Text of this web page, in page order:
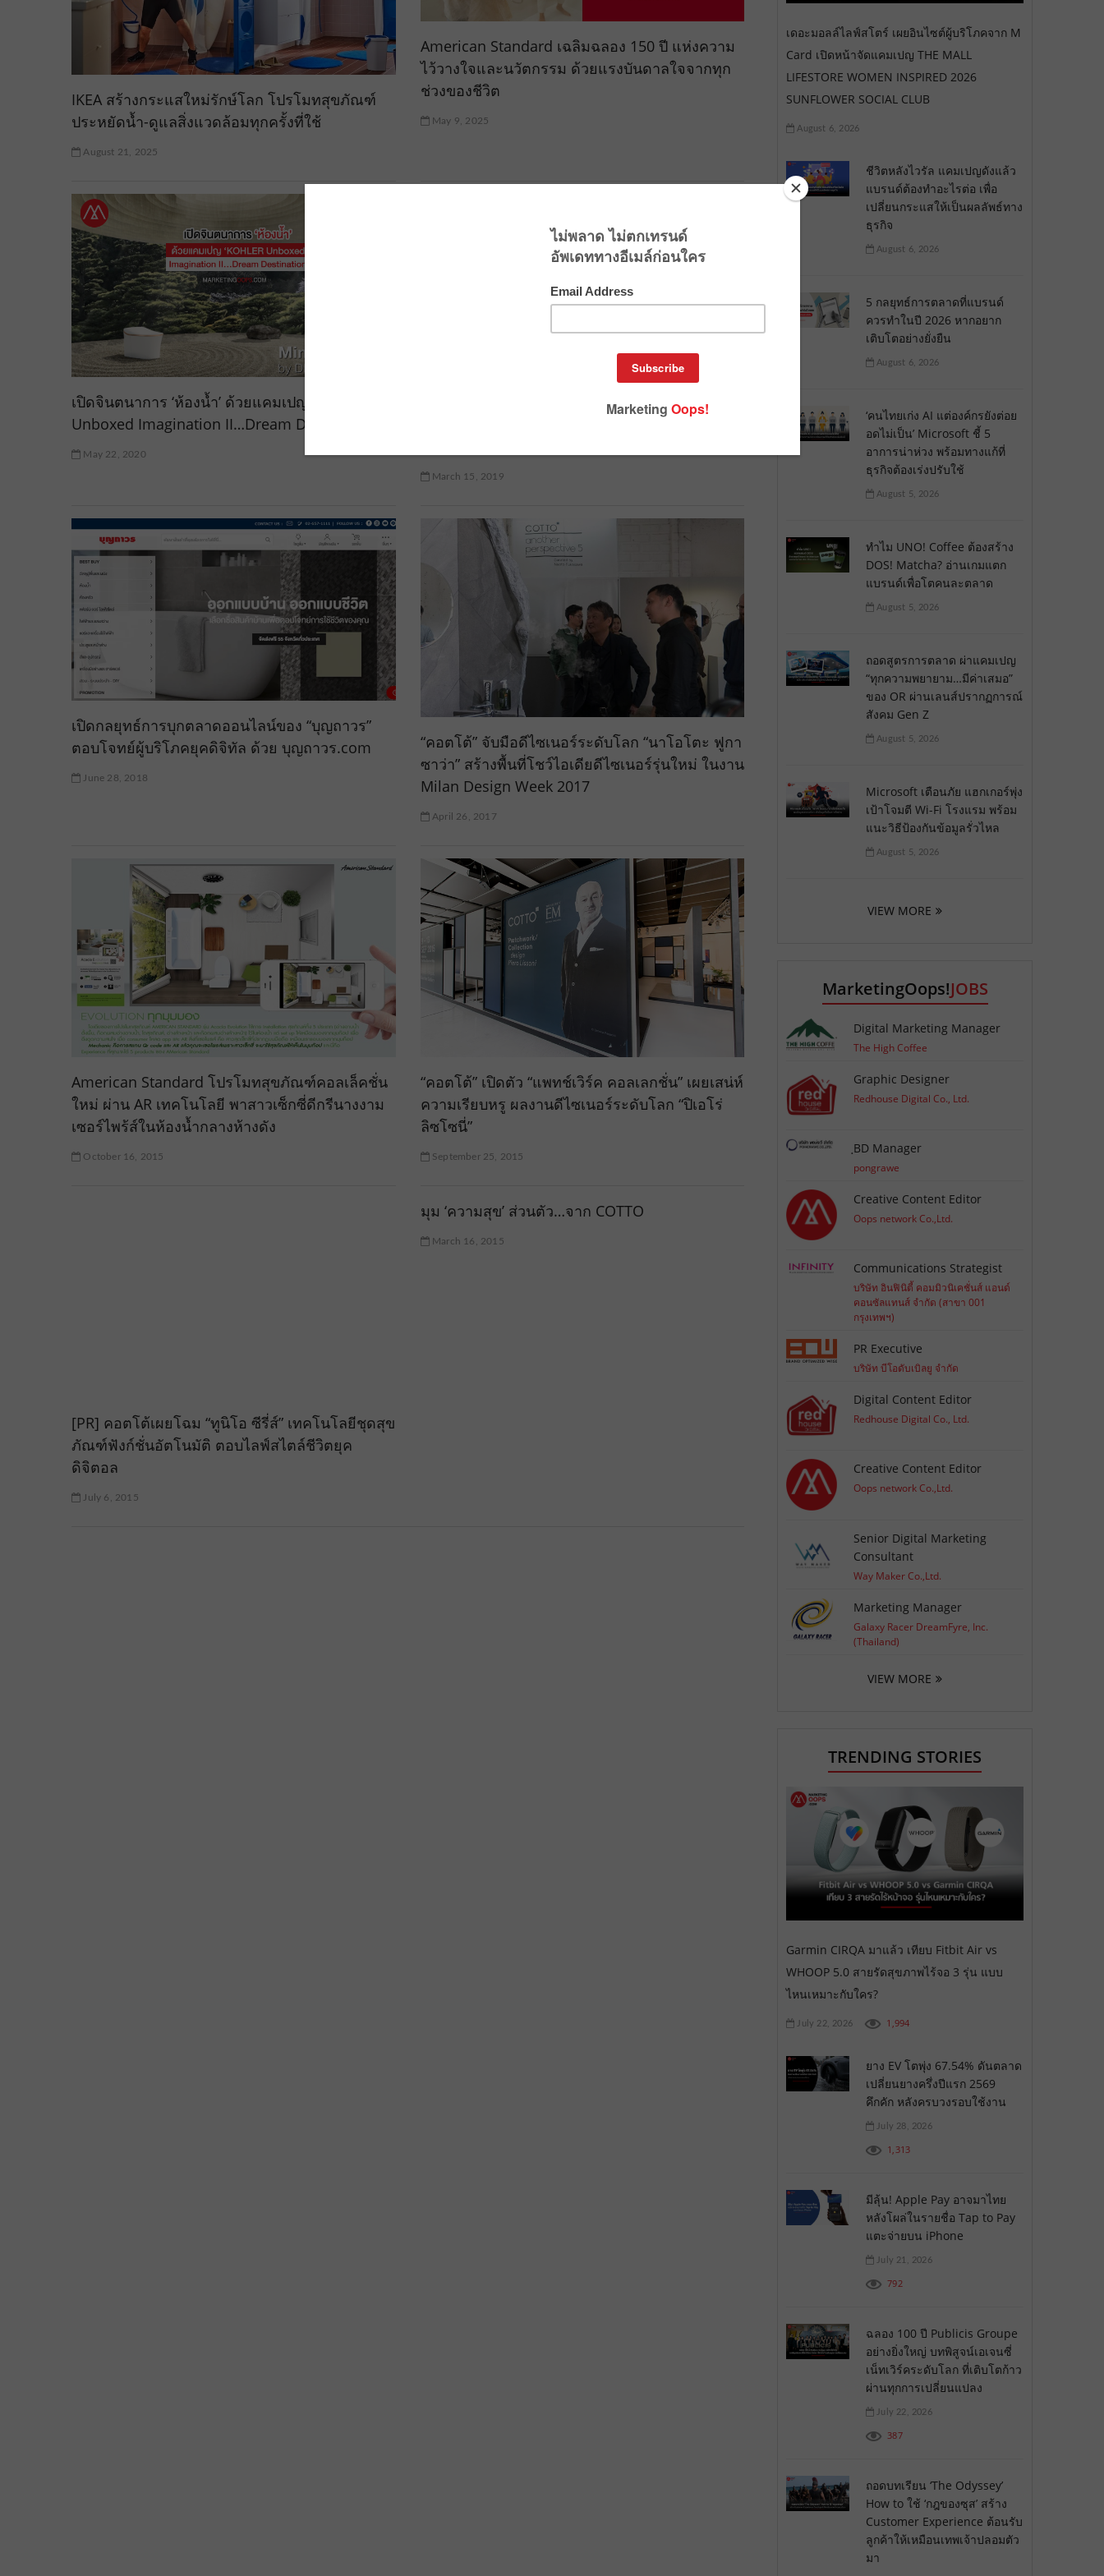
IKEA สร้างกระแสใหม่รักษ์โลก โปรโมทสุขภัณฑ์
ประหยัดน้ำ-ดูแลสิ่งแวดล้อมทุกครั้งที่ใช้
August 21, 2025
American Standard เฉลิมฉลอง 150 ปี แห่งความ
ไว้วางใจและนวัตกรรม ด้วยแรงบันดาลใจจากทุก
ช่วงของชีวิต
May 9, 2025
เปิดจินตนาการ ‘ห้องน้ำ’ ด้วยแคมเปญ ‘KOHLER
Unboxed Imagination II…Dream Destination’
May 22, 2020
คอนเซปต์คือ “ไร้โจทย์ ไร้กรอบ ไร้ขีดจำกัด”
แคมเปญการตลาดสุดสร้างสรรค์จาก KOHLER ที่
March 15, 2019
เปิดกลยุทธ์การบุกตลาดออนไลน์ของ “บุญถาวร”
ตอบโจทย์ผู้บริโภคยุคดิจิทัล ด้วย บุญถาวร.com
June 28, 2018
“คอตโต้” จับมือดีไซเนอร์ระดับโลก “นาโอโตะ ฟูกา
ซาว่า” สร้างพื้นที่โชว์ไอเดียดีไซเนอร์รุ่นใหม่ ในงาน
Milan Design Week 2017
April 26, 2017
American Standard โปรโมทสุขภัณฑ์คอลเล็คชั่น
ใหม่ ผ่าน AR เทคโนโลยี พาสาวเซ็กซี่ดีกรีนางงาม
เซอร์ไพร้ส์ในห้องน้ำกลางห้างดัง
October 16, 2015
“คอตโต้” เปิดตัว “แพทช์เวิร์ค คอลเลกชั่น” เผยเสน่ห์
ความเรียบหรู ผลงานดีไซเนอร์ระดับโลก “ปิเอโร่
ลิซโซนี่”
September 25, 2015
[PR] คอตโต้เผยโฉม “ทูนิโอ ซีรี่ส์” เทคโนโลยีชุดสุข
ภัณฑ์ฟังก์ชั่นอัตโนมัติ ตอบไลฟ์สไตล์ชีวิตยุค
ดิจิตอล
July 6, 2015
มุม ‘ความสุข’ ส่วนตัว…จาก COTTO
March 16, 2015
เดอะมอลล์ไลฟ์สโตร์ เผยอินไซต์ผู้บริโภคจาก M
Card เปิดหน้าจัดแคมเปญ THE MALL
LIFESTORE WOMEN INSPIRED 2026
SUNFLOWER SOCIAL CLUB
August 6, 2026
ชีวิตหลังไวรัล แคมเปญดังแล้ว
แบรนด์ต้องทำอะไรต่อ เพื่อ
เปลี่ยนกระแสให้เป็นผลลัพธ์ทาง
ธุรกิจ
August 6, 2026
5 กลยุทธ์การตลาดที่แบรนด์
ควรทำในปี 2026 หากอยาก
เติบโตอย่างยั่งยืน
August 6, 2026
‘คนไทยเก่ง AI แต่องค์กรยังต่อย
อดไม่เป็น’ Microsoft ชี้ 5
อาการน่าห่วง พร้อมทางแก้ที่
ธุรกิจต้องเร่งปรับใช้
August 5, 2026
ทำไม UNO! Coffee ต้องสร้าง
DOS! Matcha? อ่านเกมแตก
แบรนด์เพื่อโตคนละตลาด
August 5, 2026
ถอดสูตรการตลาด ผ่าแคมเปญ
“ทุกความพยายาม…มีค่าเสมอ”
ของ OR ผ่านเลนส์ปรากฏการณ์
สังคม Gen Z
August 5, 2026
Microsoft เตือนภัย แฮกเกอร์พุ่ง
เป้าโจมตี Wi-Fi โรงแรม พร้อม
แนะวิธีป้องกันข้อมูลรั่วไหล
August 5, 2026
VIEW MORE
MarketingOops!JOBS
Digital Marketing Manager
The High Coffee
Graphic Designer
Redhouse Digital Co., Ltd.
ฺBD Manager
pongrawe
Creative Content Editor
Oops network Co.,Ltd.
Communications Strategist
บริษัท อินฟินิตี้ คอมมิวนิเคชั่นส์ แอนด์
คอนซัลแทนส์ จำกัด (สาขา 001
กรุงเทพฯ)
PR Executive
บริษัท บีโอดับเบิลยู จำกัด
Digital Content Editor
Redhouse Digital Co., Ltd.
Creative Content Editor
Oops network Co.,Ltd.
Senior Digital Marketing
Consultant
Way Maker Co.,Ltd.
Marketing Manager
Galaxy Racer DreamFyre, Inc.
(Thailand)
VIEW MORE
TRENDING STORIES
Garmin CIRQA มาแล้ว เทียบ Fitbit Air vs
WHOOP 5.0 สายรัดสุขภาพไร้จอ 3 รุ่น แบบ
ไหนเหมาะกับใคร?
July 22, 2026 1,994
ยาง EV โตพุ่ง 67.54% ดันตลาด
เปลี่ยนยางครึ่งปีแรก 2569
คึกคัก หลังครบวงรอบใช้งาน
July 28, 2026
1,313
มีลุ้น! Apple Pay อาจมาไทย
หลังโผล่ในรายชื่อ Tap to Pay
แตะจ่ายบน iPhone
July 21, 2026
792
ฉลอง 100 ปี Publicis Groupe
อย่างยิ่งใหญ่ บทพิสูจน์เอเจนซี่
เน็ทเวิร์คระดับโลก ที่เติบโตก้าว
ผ่านทุกการเปลี่ยนแปลง
July 22, 2026
387
ถอดบทเรียน ‘The Odyssey’
How to ใช้ ‘กฎของซุส’ สร้าง
Customer Experience ต้อนรับ
ลูกค้าให้เหมือนเทพเจ้าปลอมตัว
มา